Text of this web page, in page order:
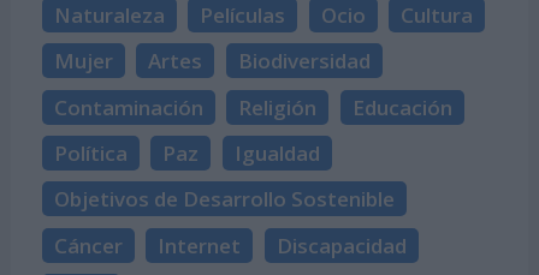
Naturaleza
Películas Ocio
Cultura
Mujer
Artes
Biodiversidad
Contaminación
Religión
Educación
Política
Paz
Igualdad
Objetivos de Desarrollo Sostenible
Cáncer
Internet
Discapacidad